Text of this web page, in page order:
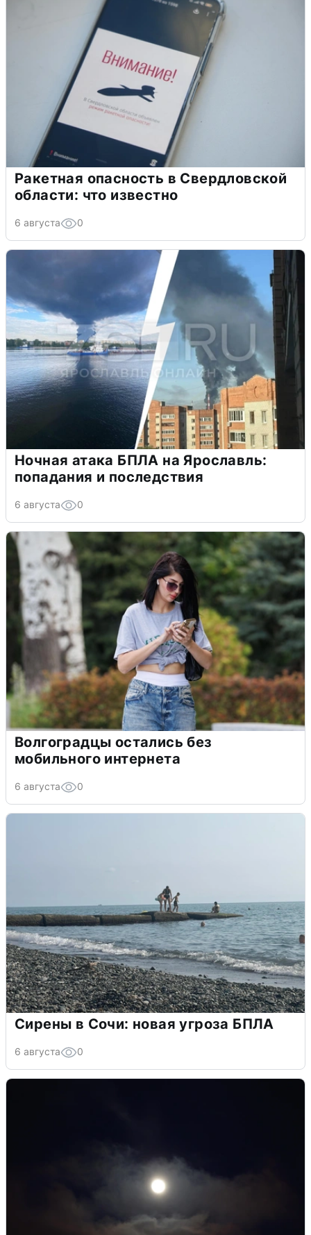
Ракетная опасность в Свердловской
области: что известно
6 августа 0
Ночная атака БПЛА на Ярославль:
попадания и последствия
6 августа 0
Волгоградцы остались без
мобильного интернета
6 августа 0
Сирены в Сочи: новая угроза БПЛА
6 августа 0